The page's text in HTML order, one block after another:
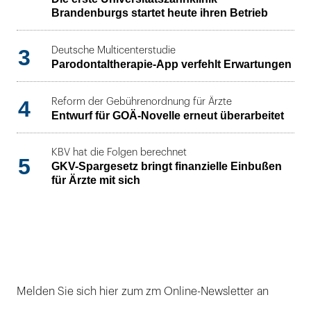
Brandenburgs startet heute ihren Betrieb
3 Deutsche Multicenterstudie
Parodontaltherapie-App verfehlt Erwartungen
4 Reform der Gebührenordnung für Ärzte
Entwurf für GOÄ-Novelle erneut überarbeitet
5
KBV hat die Folgen berechnet
GKV-Spargesetz bringt finanzielle Einbußen
für Ärzte mit sich
Melden Sie sich hier zum zm Online-Newsletter an